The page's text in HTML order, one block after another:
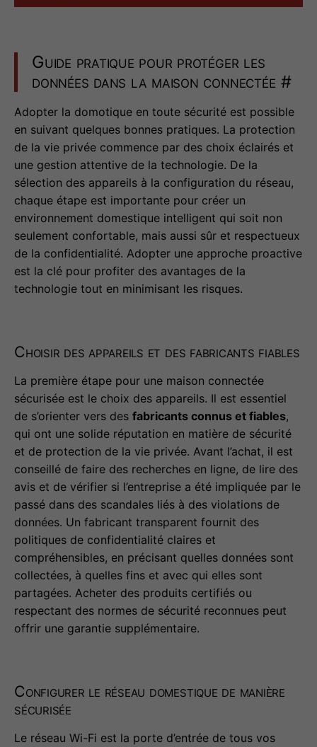
Guide pratique pour protéger les
données dans la maison connectée #
Adopter la domotique en toute sécurité est possible
en suivant quelques bonnes pratiques. La protection
de la vie privée commence par des choix éclairés et
une gestion attentive de la technologie. De la
sélection des appareils à la configuration du réseau,
chaque étape est importante pour créer un
environnement domestique intelligent qui soit non
seulement confortable, mais aussi sûr et respectueux
de la confidentialité. Adopter une approche proactive
est la clé pour profiter des avantages de la
technologie tout en minimisant les risques.
Choisir des appareils et des fabricants fiables
La première étape pour une maison connectée
sécurisée est le choix des appareils. Il est essentiel
de s’orienter vers des fabricants connus et fiables,
qui ont une solide réputation en matière de sécurité
et de protection de la vie privée. Avant l’achat, il est
conseillé de faire des recherches en ligne, de lire des
avis et de vérifier si l’entreprise a été impliquée par le
passé dans des scandales liés à des violations de
données. Un fabricant transparent fournit des
politiques de confidentialité claires et
compréhensibles, en précisant quelles données sont
collectées, à quelles fins et avec qui elles sont
partagées. Acheter des produits certifiés ou
respectant des normes de sécurité reconnues peut
offrir une garantie supplémentaire.
Configurer le réseau domestique de manière
sécurisée
Le réseau Wi-Fi est la porte d’entrée de tous vos